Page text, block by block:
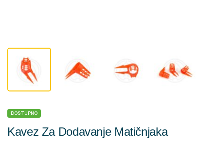
DOSTUPNO
Kavez Za Dodavanje Matičnjaka